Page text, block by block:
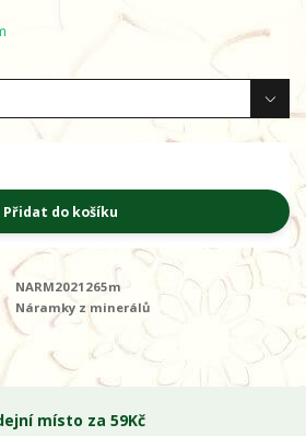
Přidat do košíku
NARM2021265m
Náramky z minerálů
místo za 59Kč